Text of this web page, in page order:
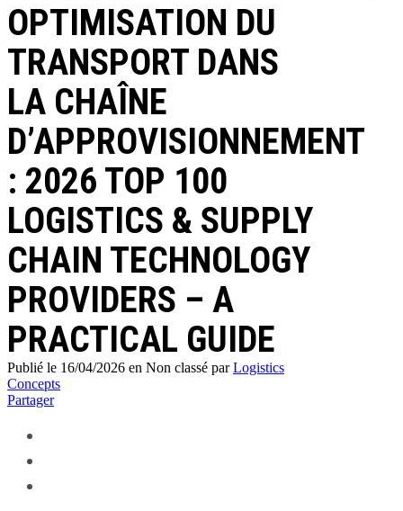
OPTIMISATION DU
TRANSPORT DANS
LA CHAÎNE
D’APPROVISIONNEMENT
: 2026 TOP 100
LOGISTICS & SUPPLY
CHAIN TECHNOLOGY
PROVIDERS – A
PRACTICAL GUIDE
Publié le 16/04/2026 en Non classé parLogistics
Concepts
Partager